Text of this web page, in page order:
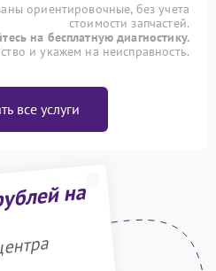
ориентировочные, без учета
стоимости запчастей.
на бесплатную диагностику.
и укажем на неисправность.
все услуги
на